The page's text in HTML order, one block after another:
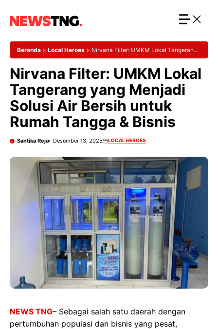
Beranda > Local Heroes > Nirvana Filter: UMKM Lokal Tangerang
Nirvana Filter: UMKM Lokal
Tangerang yang Menjadi
Solusi Air Bersih untuk
Rumah Tangga & Bisnis
Santika Reja Desember 13, 2025 LOCAL HEROES
NEWS TNG– Sebagai salah satu daerah dengan
pertumbuhan populasi dan bisnis yang pesat,